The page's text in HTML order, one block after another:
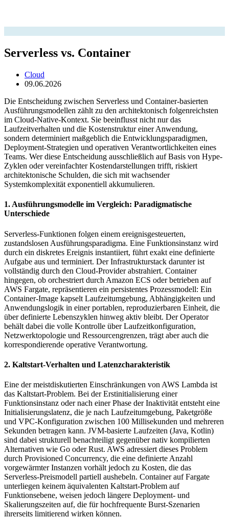
Serverless vs. Container
Cloud
09.06.2026
Die Entscheidung zwischen Serverless und Container-basierten
Ausführungsmodellen zählt zu den architektonisch folgenreichsten
im Cloud-Native-Kontext. Sie beeinflusst nicht nur das
Laufzeitverhalten und die Kostenstruktur einer Anwendung,
sondern determiniert maßgeblich die Entwicklungsparadigmen,
Deployment-Strategien und operativen Verantwortlichkeiten eines
Teams. Wer diese Entscheidung ausschließlich auf Basis von Hype-
Zyklen oder vereinfachter Kostendarstellungen trifft, riskiert
architektonische Schulden, die sich mit wachsender
Systemkomplexität exponentiell akkumulieren.
1. Ausführungsmodelle im Vergleich: Paradigmatische
Unterschiede
Serverless-Funktionen folgen einem ereignisgesteuerten,
zustandslosen Ausführungsparadigma. Eine Funktionsinstanz wird
durch ein diskretes Ereignis instantiiert, führt exakt eine definierte
Aufgabe aus und terminiert. Der Infrastrukturstack darunter ist
vollständig durch den Cloud-Provider abstrahiert. Container
hingegen, ob orchestriert durch Amazon ECS oder betrieben auf
AWS Fargate, repräsentieren ein persistentes Prozessmodell: Ein
Container-Image kapselt Laufzeitumgebung, Abhängigkeiten und
Anwendungslogik in einer portablen, reproduzierbaren Einheit, die
über definierte Lebenszyklen hinweg aktiv bleibt. Der Operator
behält dabei die volle Kontrolle über Laufzeitkonfiguration,
Netzwerktopologie und Ressourcengrenzen, trägt aber auch die
korrespondierende operative Verantwortung.
2. Kaltstart-Verhalten und Latenzcharakteristik
Eine der meistdiskutierten Einschränkungen von AWS Lambda ist
das Kaltstart-Problem. Bei der Erstinitialisierung einer
Funktionsinstanz oder nach einer Phase der Inaktivität entsteht eine
Initialisierungslatenz, die je nach Laufzeitumgebung, Paketgröße
und VPC-Konfiguration zwischen 100 Millisekunden und mehreren
Sekunden betragen kann. JVM-basierte Laufzeiten (Java, Kotlin)
sind dabei strukturell benachteiligt gegenüber nativ kompilierten
Alternativen wie Go oder Rust. AWS adressiert dieses Problem
durch Provisioned Concurrency, die eine definierte Anzahl
vorgewärmter Instanzen vorhält jedoch zu Kosten, die das
Serverless-Preismodell partiell aushebeln. Container auf Fargate
unterliegen keinem äquivalenten Kaltstart-Problem auf
Funktionsebene, weisen jedoch längere Deployment- und
Skalierungszeiten auf, die für hochfrequente Burst-Szenarien
ihrerseits limitierend wirken können.